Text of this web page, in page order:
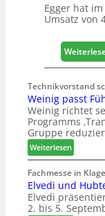
Egger hat
Umsatz von
Technikvorstand
Weinig passt
Weinig richtet
Programms
Gruppe
Weiterlesen:
W
e
i
n
i
Fachmesse in
Elvedi und
Elvedi
2. bis 5.